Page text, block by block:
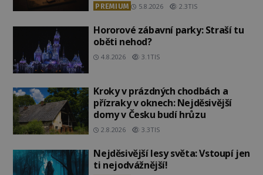
PREMIUM 5.8.2026 2.3TIS
Hororové zábavní parky: Straší tu
oběti nehod?
4.8.2026 3.1TIS
Kroky v prázdných chodbách a
přízraky v oknech: Nejděsivější
domy v Česku budí hrůzu
2.8.2026 3.3TIS
Nejděsivější lesy světa: Vstoupí jen
ti nejodvážnější!